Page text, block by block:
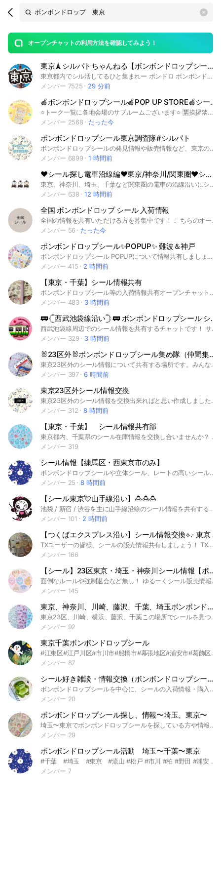
Search
OpenChats
messages
search
area
オープンチャットの利用方法を確認してみよう！
open
東京🗼シルパトちゃんねる【ボンボンドロップシール情報】
東京都内でシル活してるひと集まれー ボンドロ ボンボンドロップシール シルパト シル活 シール帳
メンバー 7525
29 分前
🍎ボンボンドロップシール🍎POP UP STORE🍎シール ボンドロ ポップアップ 全国
⭐️トーク一覧に各地会場のサブルームございます⭐️ 🈲挨拶禁止🈲 ・ポップアップとは関係のない発言 ・参加時の挨拶 ・オプチャ内での代行や交換 上記以外でも、管理人または副管理人の判断で、強制退会となる場合がございます。 大人気「ボンボンドロップシール」の POP UP STOREの開催が決定いたしました！ ほぼ全種となる約200種の ボンボンドロップシールやチャームなど、 かわいい新作アイテム🩷🩷🩷 当落、在庫etc...共有しましょう✨ #北海道 #青森県 ＃岩手県 ＃宮城県 ＃秋田県＃山形県 ＃福島県 ＃茨城県＃栃木県 ＃群馬県#埼玉県＃千葉県 ＃東京都 #神奈川県 ＃新潟県 ＃富山県＃石川県 ＃福井県 #山梨県 ＃長野県 ＃岐阜県 #静岡県 #愛知県 #三重県 ＃滋賀県 ＃京都府 ＃大阪府 ＃兵庫県 #奈良県 ＃和歌山県 ＃鳥取県 ＃島根県 #岡山県 ＃広島県 ＃山口県 ＃徳島県 ＃香川県 ＃愛媛県 ＃高知県 #福岡県 ＃佐賀県 #長崎県 #熊本県 #大分県 #宮崎県 #鹿児島県＃沖縄県 ＃シール情報 ＃シル活 #ボンボンドロップシール #全国 #新宿 #梅田 #渋谷 #池袋 #横浜 #名古屋 #銀座 #天神 #札幌 #難波 #神戸 #大宮 # #仙台 #博多 #なんば #春日井
メンバー 2568
たった今
ボンボンドロップシール東京調査隊#シルパト
ボンボンドロップシールの発見情報や販売情報など、東京の情報をみんなで調査するオプチャです。#シルパト#ボンドロ#シル活
メンバー 6899
1 時間前
❤️シール探し電車沿線編❤️東京/神奈川/関東圏❤️シルパト部-別室
東京、神奈川、埼玉、千葉など関東圏の電車の沿線沿いにシール情報を共有したい方向けのオプチャです。 #シール探し #シール #シルパト #シールパトロール #ボンボンドロップシール
メンバー 638
12 時間前
全国 ボンボンドロップ シール 入荷情報
全国の情報を共有いただける方を募集中です！ こちらのオープンチャットは 全国からのボンボンドロップシールの発売状況を共有する目的で作りました！ 他県の入荷情報を共有して、自分の地域の入荷時期を予想する！ そんな感じの情報交換を目的にしています📦✨ ボンボンドロップシールがメインになりますが、その他人気なシールも情報交換OK🫰 全国共通で展開されている大型スーパー・ショッピングモールなどの「入荷あり情報」のみをご共有ください🙌 ※混乱防止のため、入荷なし情報の投稿はなしでお願いします！ ※各都道府県からの参加人数は1〜2名ほどを目安にしています！ 自分からの情報や地元オプチャやお友達から聞いた情報でもOKです👌 Threadsやその他SNS情報もok みんなで楽しく情報交換できたらうれしいです！ 各都道府県から数人募集しております！ #北海道 #青森県 #岩手県 #宮城県 #秋田県 #山形県 #福島県 #茨城県 #栃木県 #群馬県 #埼玉県 #千葉県 #東京都 #神奈川県#新潟県 #富山県 #石川県 #福井県 #山梨県 #長野県 #岐阜県#静岡県 #愛知県 #三重県 #滋賀県 #京都府 #大阪府 #兵庫県#奈良県 #和歌山県 #鳥取県 #島根県 #広島県 #山口県#徳島県 #香川県 #愛媛県 #高知県 #福岡県 #佐賀県 #長崎県#熊本県 #大分県 #宮崎県 #鹿児島県 #沖縄県 #シール情報 #シル活 #入荷情報 ＃ボンボンドロップ
メンバー 56
たった今
ボンボンドロップシール✨POPUP✨ 難波＆神戸
ボンボンドロップシール POPUPについて情報共有しましょう✨ なんばマルイ展、神戸マルイ展のチャットです。 #大阪 #シール #難波 #なんば #梅田 #ボンボンドロップシール #うるちゅるポップシール #シルパト #シル活 #ボンボン #ボンドロ #神戸 #北海道 #青森県 ＃岩手県 ＃宮城県 ＃秋田県＃山形県 ＃福島県 ＃茨城県＃栃木県 ＃群馬県#埼玉県＃千葉県 ＃東京都#神奈川県 ＃新潟県 ＃富山県＃石川県 ＃福井県 #山梨県 ＃長野県 ＃岐阜県#静岡県 #愛知県＃三重県 ＃滋賀県 ＃京都府 ＃大阪府 ＃兵庫県＃奈良県 ＃和歌山県 ＃鳥取県 ＃島根県 #岡山県 ＃広島県 ＃山口県 ＃徳島県 ＃香川県 ＃愛媛県 ＃高知県＃福岡県 ＃佐賀 県＃長崎県＃熊本県＃大分県＃宮崎県＃鹿児島県＃沖縄県＃シール情報＃ #ポップアップ #POPUP
メンバー 415
2 時間前
【東京・千葉】シール情報共有
ボンボンドロップシール等の入荷情報共有オープンチャットです。🎅 ※転売目的の方はお断りします！ #シール #ボンボンドロップシール #東京 #千葉 #サンタ #入荷情報
メンバー 483
3 時間前
🚃 𓊆西武池袋線沿い𓊇 🚃 ボンボンドロップシール シル活 シール情報交換 共有 協力 東京 埼玉
西武池袋線周辺でのシール情報を共有するチャットです！ サブルームでガチャガチャ情報も共有しています♡ ROM専不可！ 入室後大事なノート必読です📖 お気軽にどうぞ♪ ⚠️名前が記号、漢字、アルファベット、カタカナのみの方は弾きます 必ずひらがなを1文字以上入れてください！ 例）⭕️ ひな ヒな ひ🩷 ひ菜 ひna ❌ 陽菜 🐣 ꒰՞> · <𓈒՞꒱ ヒナ hina #ボンボンドロップシール #ボンボン #ボンドロ #ガチャガチャ #カプセルトイ
メンバー 329
3 時間前
🐰23区外🐰ボンボンドロップシール集め隊（仲間集め中）
東京23区外のシール情報について共有する場所です。みんなでたくさん情報共有をしてシール集めましょ〜！ #ボンボンドロップシール #ボンドロ #うるちゅる #たまごっち #ディズニー #サンリオ #ちいかわ #和柄 シール #東京 #関東 #多摩地区 #西東京 #吉祥寺 #立川 #八王子 #調布 #町田
メンバー 397
6 時間前
東京23区外シール情報交換
東京23区外のシール情報を交換出来ればと思い作成しました。転売目的NG #東京 #23区外 #シール #シル活 #ボンボンドロップシール #うるちゅる #タイルシール #おはじきシール
メンバー 312
8 時間前
【東京・千葉】 シール情報共有部
東京都内、千葉県のシール在庫情報を交換し合いませんか？ 人数を限定し密度の濃い情報を提供し合えるようにしましょう！ #ボンボンドロップシール #ボンボンドロップ #シール #シール帳#千葉県#東京#都内
メンバー 319
シール情報【練馬区・西東京市のみ】
ボンボンドロップシールや立体シール、レートの高いシールの情報交換がしたいです！✨ 目撃情報など皆さんで共有してシールGETしたいです🥺 #シール #シル活 #シール交換 #練馬区 #西東京市
メンバー 25
8 時間前
【シール東京💘山手線沿い】🍮🍮🍮
池袋 / 新宿 / 渋谷を主に山手線沿線のシール情報を共有するオープンチャットです✨ 本当にシールが欲しいやる気ある方だけ入室🆗💖 ➡️入室後ノートの確認必須、迷惑行為🆖 #ボンドロ #ボンボンドロップシール #シール #シルパト #シル活 #平成女児 #東京 #都内 #池袋 #新宿 #原宿 #渋谷 #秋葉原 etc
メンバー 101
2 時間前
【つくばエクスプレス沿い】シール情報交換⟡.· 東京 埼玉 千葉 茨城
TXユーザーの皆様、シールの販売情報共有しましょう！ TX沿線中心ですが、ソラマチ、綾瀬、西新井などTXで行きやすい場所も🙆‍♀️ あった、なかった、今日はこの辺行くよ等、積極的に情報交換できたら嬉しいです♡ 見る専の方は不定期で退出いただきます🙇‍♀️楽しく、積極的にシル活しましょう🥰 #ボンボンドロップシール #シール #シール帳 #つくばエクスプレス #秋葉原 #新御徒町 #浅草 #南千住 #北千住 #青井 #六町 #八潮 #三郷中央 #南流山 #流山セントラルパーク #流山おおたかの森 #柏の葉キャンパス #柏たなか #守谷 #TX #東京 #埼玉 #千葉 #茨城
メンバー 166
【シール】23区東京・埼玉・神奈川シール情報【ボンボンドロップシール】
面倒なルールや強制退会など無し！ ゆるーくシール販売情報などなど交換しましょう♪ どなたでもお気軽にどうぞ♪ #シール #シール帳 #シール交換 #ボンボンドロップシール #うるちゅる #おはじきシール
メンバー 145
東京、神奈川、川崎、藤沢、千葉、埼玉ボンボンドロップシール調査隊
東京23区、川崎、横浜、藤沢、千葉この場所でシールを見つけたら情報を共有して下さい シール帳の見せ合いも⭕️ 荒らし❌紹介で入った時はノートに誰々の紹介で入ったと言ってください 楽しくできたら嬉しいです
メンバー 92
東京千葉ボンボンドロップシール
#江東区#江戸川区#市川市#船橋市#幕張地区#浦安市#葛飾区#ボンドロ#ボンボンドロップシール#うるちゅる#シル活#シール活動#シルパト#シールパトロール#東京東部#千葉西部
メンバー 87
シール好き雑談・情報交換（ボンボンドロップシールなど）【西東京市・都内】
ボンボンドロップシールを中心に、シールの入荷情報・購入情報・雑談をゆる〜く楽しむオープンチャットです♪ 東京都内（新宿・渋谷・池袋）や武蔵野市・西東京市・東久留米市周辺の情報を共有しています。 参加したらノートの確認をお願いします。 #シール #シル活 #ボンボンドロップシール #入荷情報 #購入情報 #東京都 #武蔵野市 #西東京市 #東久留米市
メンバー 20
ボンボンドロップシール探し、情報〜埼玉、東京〜
埼玉〜東京でボンボンドロップシールを探している方や情報共有を目的としたオプチャです♡ ほんとに見つからなくて心砕けそうなので皆様と分かち合えたらなと思います… #ボンボンドロップシール
メンバー 29
ボンボンドロップシール活動 埼玉〜千葉〜東京
#千葉 #埼玉 #東京 #流山 #松戸 #市川 #柏 #野田 #浦安 #越谷 #三郷 #吉川 #草加 #川口 #葛飾 #足立 #江東 #江戸川 #つくばエクスプレス #常磐線 #武蔵野線 #千代田線 #シル活
メンバー 7